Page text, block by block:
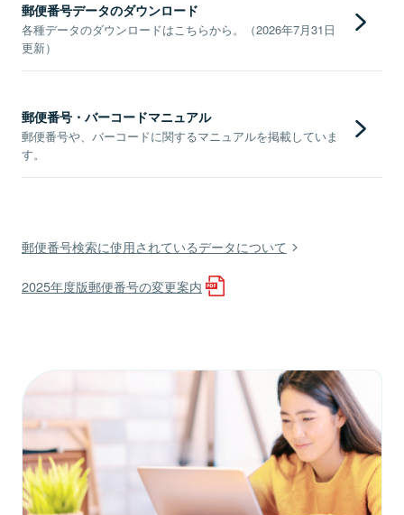
郵便番号データのダウンロード
各種データのダウンロードはこちらから。（2026年7月31日
更新）
郵便番号・バーコードマニュアル
郵便番号や、バーコードに関するマニュアルを掲載していま
す。
郵便番号検索に使用されているデータについて
2025年度版郵便番号の変更案内